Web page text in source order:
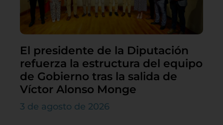
El presidente de la Diputación
refuerza la estructura del equipo
de Gobierno tras la salida de
Víctor Alonso Monge
3 de agosto de 2026